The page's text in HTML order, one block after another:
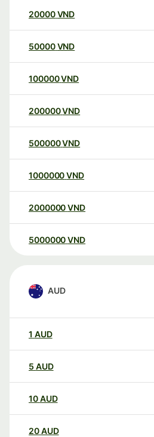
20000 VND
50000 VND
100000VND
200000VND
500000VND
1000000VND
2000000VND
5000000VND
AUD
1 AUD
5 AUD
10AUD
20AUD